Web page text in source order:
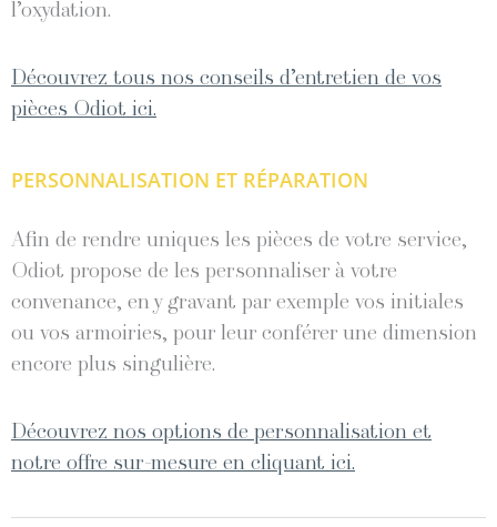
l’oxydation.
Découvrez tous nos conseils d’entretien de vos
pièces Odiot ici.
PERSONNALISATION ET RÉPARATION
Afin de rendre uniques les pièces de votre service,
Odiot propose de les personnaliser à votre
convenance, en y gravant par exemple vos initiales
ou vos armoiries, pour leur conférer une dimension
encore plus singulière.
Découvrez nos options de personnalisation et
notre offre sur-mesure en cliquant ici.